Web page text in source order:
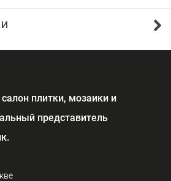
плитки, мозаики и
представитель